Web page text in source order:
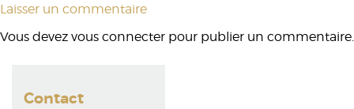
Laisser un commentaire
Vous devez vous connecter pour publier un commentaire.
Contact